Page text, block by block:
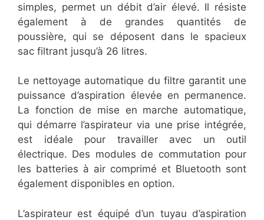
simples, permet un débit d’air élevé. Il résiste
également à de grandes quantités de
poussière, qui se déposent dans le spacieux
sac filtrant jusqu’à 26 litres.
Le nettoyage automatique du filtre garantit une
puissance d’aspiration élevée en permanence.
La fonction de mise en marche automatique,
qui démarre l’aspirateur via une prise intégrée,
est idéale pour travailler avec un outil
électrique. Des modules de commutation pour
les batteries à air comprimé et Bluetooth sont
également disponibles en option.
L’aspirateur est équipé d’un tuyau d’aspiration